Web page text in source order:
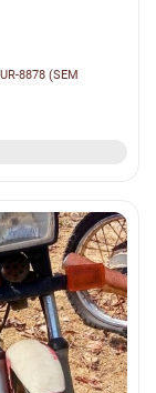
8878 (SEM